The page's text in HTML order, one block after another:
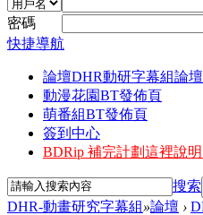
密碼
快捷導航
論壇DHR動研字幕組論壇
動漫花園BT發佈頁
萌番組BT發佈頁
簽到中心
BDRip 補完計劃這裡說
搜索
DHR-動畫研究字幕組»論壇 ›